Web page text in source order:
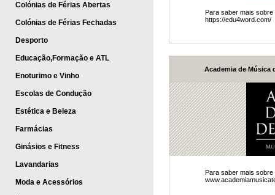
Colónias de Férias Abertas
Colónias de Férias Fechadas
Desporto
Educação,Formação e ATL
Enoturimo e Vinho
Escolas de Condução
Estética e Beleza
Farmácias
Ginásios e Fitness
Lavandarias
Moda e Acessórios
​​​​Para saber mais
https://edu4word.com/
Academia de Música
​Para saber mais